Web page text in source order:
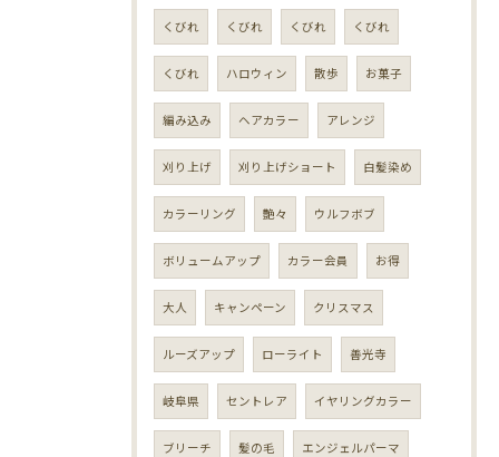
くびれ くびれ くびれ くびれ
くびれ ハロウィン 散歩 お菓子
編み込み ヘアカラー アレンジ
刈り上げ 刈り上げショート 白髪染め
カラーリング 艶々 ウルフボブ
ボリュームアップ カラー会員 お得
大人 キャンペーン クリスマス
ルーズアップ ローライト 善光寺
岐阜県 セントレア イヤリングカラー
ブリーチ 髪の毛 エンジェルパーマ